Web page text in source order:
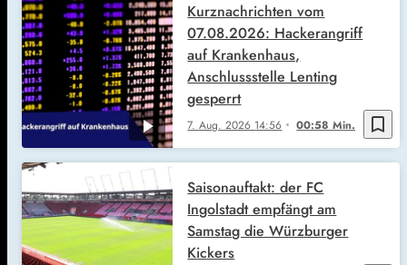
bookmark_border
7. Aug. 2026 14:56 00:58 Min.
Kurznachrichten vom
07.08.2026: Hackerangriff
auf Krankenhaus,
Anschlussstelle Lenting
gesperrt
Saisonauftakt: der FC
Ingolstadt empfängt am
Samstag die Würzburger
Kickers